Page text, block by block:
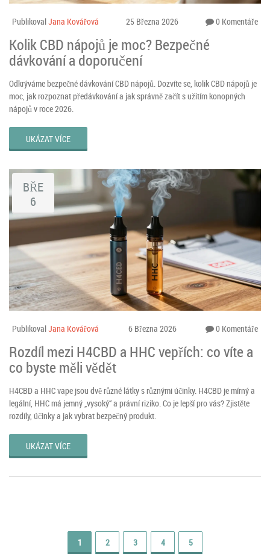
PublikovalJana Kovářová 25 Března 2026 0 Komentáře
Kolik CBD nápojů je moc? Bezpečné
dávkování a doporučení
Odkrýváme bezpečné dávkování CBD nápojů. Dozvíte se, kolik CBD nápojů je
moc, jak rozpoznat předávkování a jak správně začít s užitím konopných
nápojů v roce 2026.
UKÁZAT VÍCE
BŘE
6
PublikovalJana Kovářová 6 Března 2026 0 Komentáře
Rozdíl mezi H4CBD a HHC vepřích: co víte a
co byste měli vědět
H4CBD a HHC vape jsou dvě různé látky s různými účinky. H4CBD je mírný a
legální, HHC má jemný „vysoký“ a právní riziko. Co je lepší pro vás? Zjistěte
rozdíly, účinky a jak vybrat bezpečný produkt.
UKÁZAT VÍCE
1 2 3 4 5